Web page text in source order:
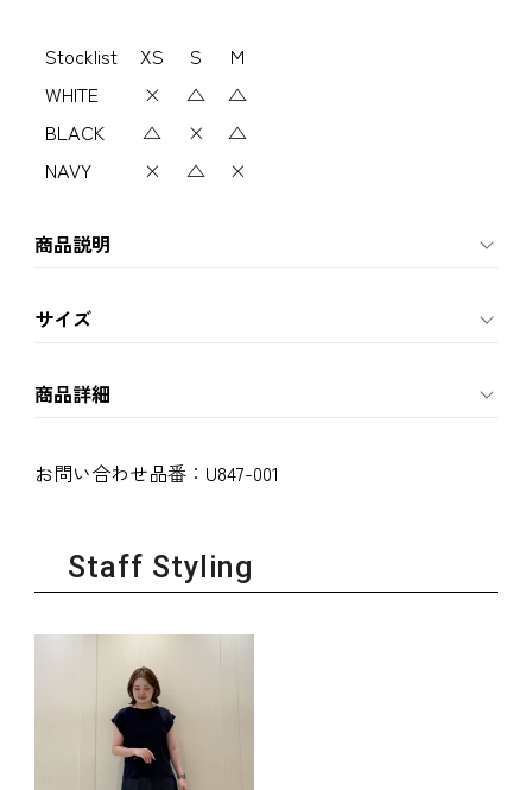
Stocklist XS S
M
WHITE
× △
△
BLACK
△ ×
△
NAVY
× △ ×
商品説明
サイズ
商品詳細
お問い合わせ品番： U847-001
Staff Styling